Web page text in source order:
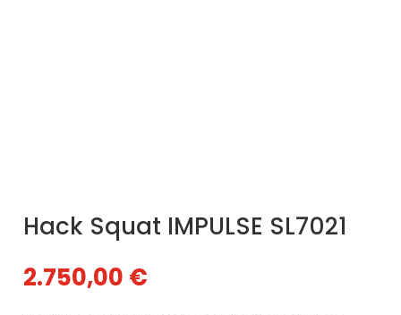
Hack Squat IMPULSE SL7021
2.750,00 €